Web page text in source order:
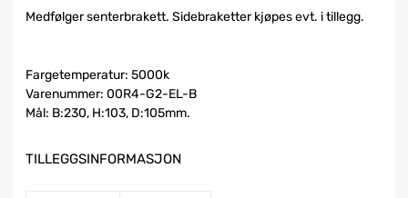
Medfølger senterbrakett. Sidebraketter kjøpes evt. i tillegg.
Fargetemperatur: 5000k
Varenummer: 00R4-G2-EL-B
Mål: B:230, H:103, D:105mm.
TILLEGGSINFORMASJON